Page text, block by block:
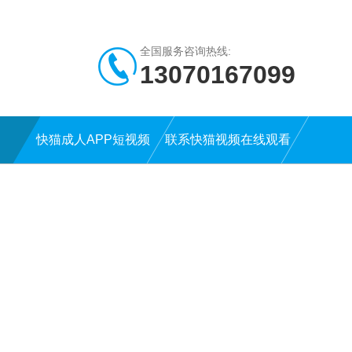
全国服务咨询热线:
13070167099
快猫成人APP短视频 联系快猫视频在线观看